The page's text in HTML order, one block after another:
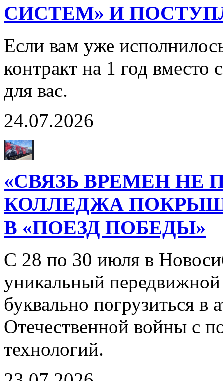
СИСТЕМ» И
Если вам уже
контракт на 1 год
для вас.
24.07.2026
«СВЯЗЬ ВРЕМЕН НЕ
КОЛЛЕДЖА
В «ПОЕЗД ПОБЕДЫ»
С 28 по 30 июля в
уникальный
буквально погрузиться
Отечественной войны с
технологий.